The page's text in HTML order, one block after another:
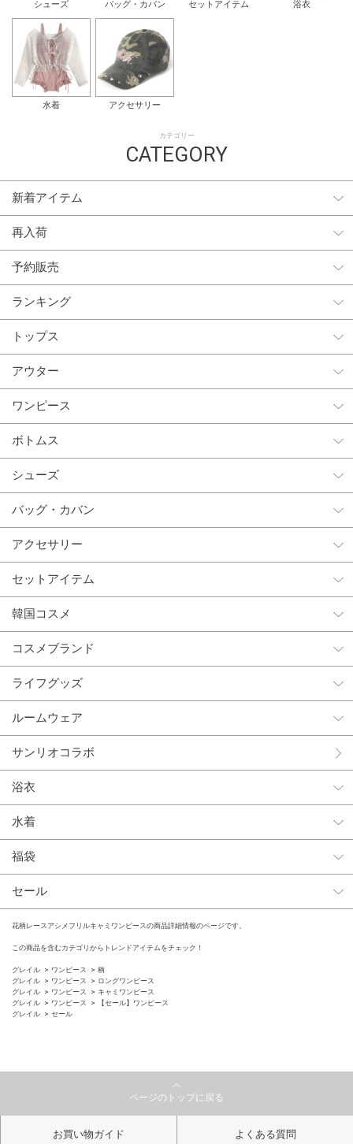
シューズ バッグ・カバン セットアイテム 浴衣
水着 アクセサリー
カテゴリー
CATEGORY
新着アイテム
再入荷
予約販売
ランキング
トップス
アウター
ワンピース
ボトムス
シューズ
バッグ・カバン
アクセサリー
セットアイテム
韓国コスメ
コスメブランド
ライフグッズ
ルームウェア
サンリオコラボ
浴衣
水着
福袋
セール
花柄レースアシメフリルキャミワンピースの商品詳細情報のページです。
この商品を含むカテゴリからトレンドアイテムをチェック！
グレイル ワンピース
柄
グレイル
ワンピース
ロングワンピース
グレイル
ワンピース
キャミワンピース
グレイル
ワンピース
【セール】ワンピース
グレイル
セール
ページのトップに戻る
お買い物ガイド よくある質問